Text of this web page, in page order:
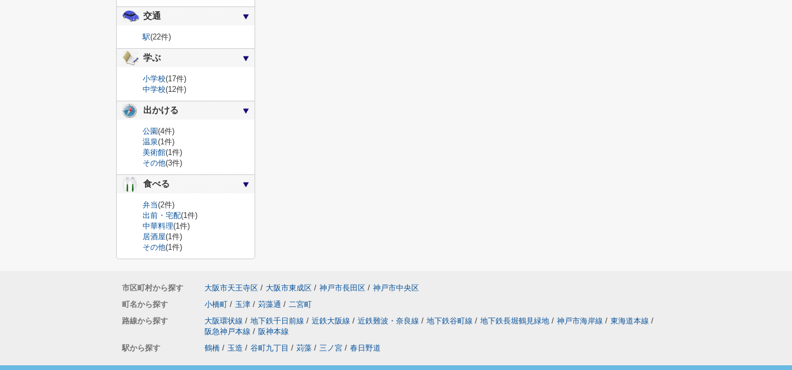
交通
駅(22件)
学ぶ
小学校(17件)
中学校(12件)
出かける
公園(4件)
温泉(1件)
美術館(1件)
その他(3件)
食べる
弁当(2件)
出前・宅配(1件)
中華料理(1件)
居酒屋(1件)
その他(1件)
市区町村から探す 大阪市天王寺区 / 大阪市東成区 / 神戸市長田区 / 神戸市中央区
町名から探す
小橋町 / 玉津 / 苅藻通 / 二宮町
路線から探す
大阪環状線 / 地下鉄千日前線 / 近鉄大阪線 / 近鉄難波・奈良線 / 地下鉄谷町線 / 地下鉄長堀鶴見緑地 / 神戸市海岸線 / 東海道本線 /
阪急神戸本線 / 阪神本線
駅から探す
鶴橋 / 玉造 / 谷町九丁目 / 苅藻 / 三ノ宮 / 春日野道